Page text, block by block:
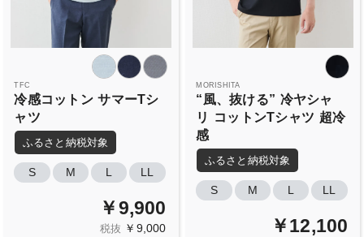
TFC
冷感コットン サマーTシ
ャツ
ふるさと納税対象
S M L LL
￥9,900
税抜 ￥9,000
MORISHITA
“風、抜ける” 冷ヤシャ
リ
コットンTシャツ 超冷
感
ふるさと納税対象
S M L LL
￥12,100